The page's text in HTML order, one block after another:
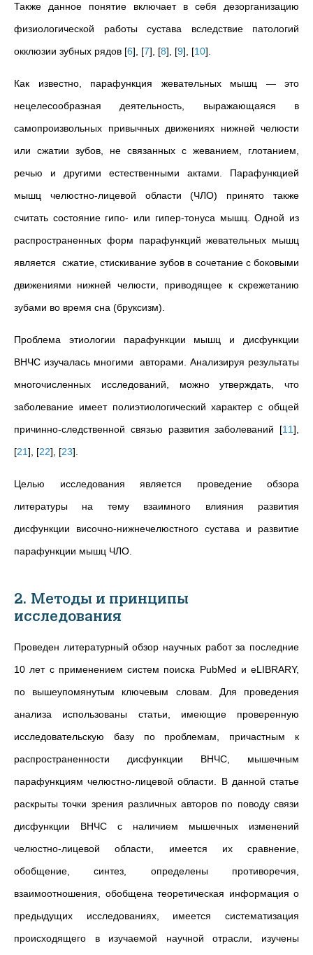
Также данное понятие включает в себя дезорганизацию
физиологической работы сустава вследствие патологий
окклюзии зубных рядов [6] [7] [8] [9] [10]
Как известно, парафункция жевательных мышц — это
нецелесообразная деятельность, выражающаяся в
самопроизвольных привычных движениях нижней челюсти
или сжатии зубов, не связанных с жеванием, глотанием,
речью и другими естественными актами.
Парафункцией
мышц челюстно-лицевой области (ЧЛО) принято также
считать состояние гипо- или гипер-тонуса мышц.
Одной из
распространенных форм парафункций жевательных мышц
является сжатие, стискивание зубов в сочетание с боковыми
движениями нижней челюсти, приводящее к скрежетанию
зубами во время сна (бруксизм).
Проблема этиологии парафункции мышц и дисфункции
ВНЧС изучалась многими авторами. Анализируя результаты
многочисленных исследований, можно утверждать, что
заболевание имеет полиэтиологический характер с общей
причинно-следственной связью развития заболеваний [11]
[21] [22] [23]
Целью исследования является проведение обзора
литературы на тему взаимного влияния развития
дисфункции височно-нижнечелюстного сустава и развитие
парафункции мышц ЧЛО.
2. Методы и принципы
исследования
Проведен литературный обзор научных работ за последние
10 лет с применением систем поиска PubMed и eLIBRARY,
по вышеупомянутым ключевым словам. Для проведения
анализа использованы статьи, имеющие проверенную
исследовательскую базу по проблемам, причастным к
распространенности дисфункции ВНЧС, мышечным
парафункциям челюстно-лицевой области. В данной статье
раскрыты точки зрения различных авторов по поводу связи
дисфункции ВНЧС с наличием мышечных изменений
челюстно-лицевой области, имеется их сравнение,
обобщение, синтез, определены противоречия,
взаимоотношения, обобщена теоретическая информация о
предыдущих исследованиях, имеется систематизация
происходящего в изучаемой научной отрасли, изучены